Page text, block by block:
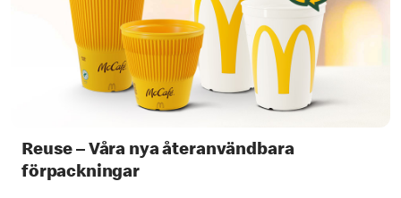
Reuse – Våra nya återanvändbara
förpackningar